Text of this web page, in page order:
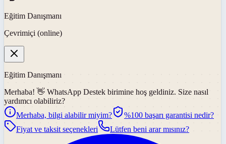
Eğitim Danışmanı
Çevrimiçi (online)
Eğitim Danışmanı
Merhaba! 👋 WhatsApp Destek birimine hoş geldiniz. Size nasıl
yardımcı olabiliriz?
Merhaba, bilgi alabilir miyim?
%100 başarı garantisi nedir?
Fiyat ve taksit seçenekleri
Lütfen beni arar mısınız?